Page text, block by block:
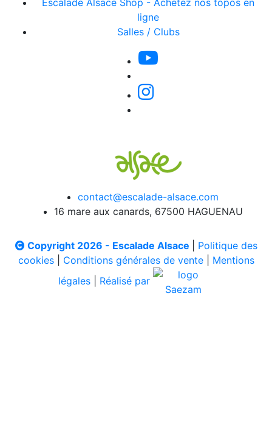
Escalade Alsace Shop - Achetez nos topos en
ligne
Salles / Clubs
contact@escalade-alsace.com
16 mare aux canards, 67500 HAGUENAU
Copyright 2026 - Escalade Alsace
Politique des
cookies| Conditions générales de vente| Mentions
légales
Réalisé par